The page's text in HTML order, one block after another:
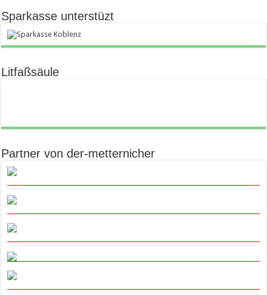
Sparkasse unterstüzt
Litfaßsäule
Partner von der-metternicher